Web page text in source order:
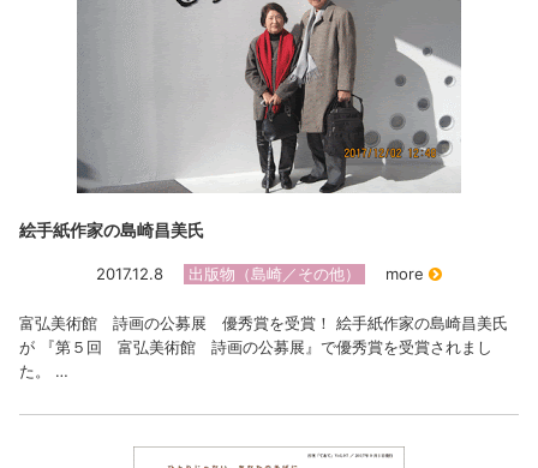
絵手紙作家の島崎昌美氏
2017.12.8 出版物（島崎／その他） more
富弘美術館 詩画の公募展 優秀賞を受賞！ 絵手紙作家の島崎昌美氏
が 『第５回 富弘美術館 詩画の公募展』で優秀賞を受賞されまし
た。 …